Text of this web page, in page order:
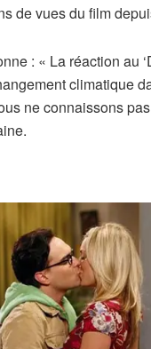
de vues du film
: A
r
t
e
é
s
e
r
v
« La réaction au
climatique
ne connaissons